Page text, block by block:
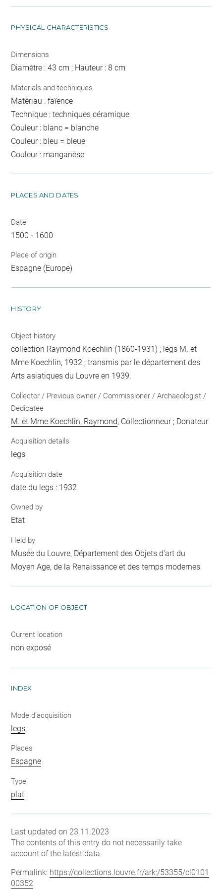
PHYSICAL CHARACTERISTICS
Dimensions
Diamètre : 43 cm ; Hauteur : 8 cm
Materials and techniques
Matériau : faïence
Technique : techniques céramique
Couleur : blanc = blanche
Couleur : bleu = bleue
Couleur : manganèse
PLACES AND DATES
Date
1500 - 1600
Place of origin
Espagne (Europe)
HISTORY
Object history
collection Raymond Koechlin (1860-1931) ; legs M. et
Mme Koechlin, 1932 ; transmis par le département des
Arts asiatiques du Louvre en 1939.
Collector / Previous owner / Commissioner / Archaeologist /
Dedicatee
M. et Mme Koechlin, Raymond, Collectionneur ; Donateur
Acquisition details
legs
Acquisition date
date du legs : 1932
Owned by
Etat
Held by
Musée du Louvre, Département des Objets d'art du
Moyen Age, de la Renaissance et des temps modernes
LOCATION OF OBJECT
Current location
non exposé
INDEX
Mode d'acquisition
legs
Places
Espagne
Type
plat
Last updated on 23.11.2023
The contents of this entry do not necessarily take
account of the latest data.
Permalink: https://collections.louvre.fr/ark:/53355/cl0101
00352